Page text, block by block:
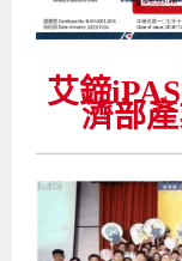
艾鍗
濟部